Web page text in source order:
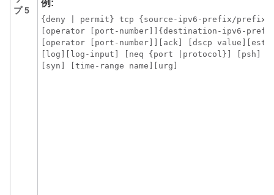
プ 5
例:
{deny | permit} tcp {source-ipv6-prefix/prefix-
[operator [port-number]]{destination-ipv6-
[operator [port-number]][ack] [dscp
[log][log-input] [neq {port |protocol}] [psh]
[syn] [time-range name][urg]